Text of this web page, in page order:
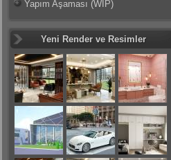
Yapım Aşaması (WIP)
Yeni Render ve Resimler